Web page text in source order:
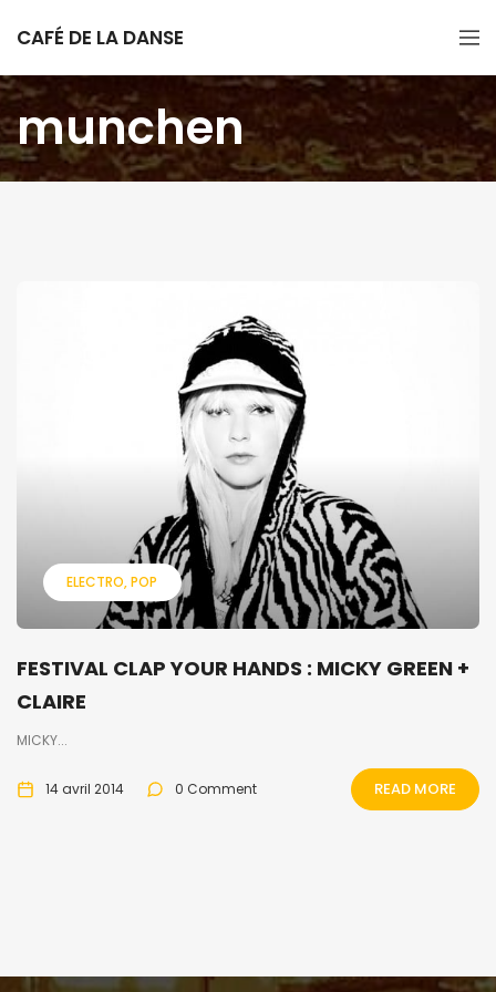
CAFÉ DE LA DANSE
munchen
ELECTRO POP
FESTIVAL CLAP YOUR HANDS : MICKY GREEN +
CLAIRE
MICKY...
14 avril 2014 0 Comment READ MORE